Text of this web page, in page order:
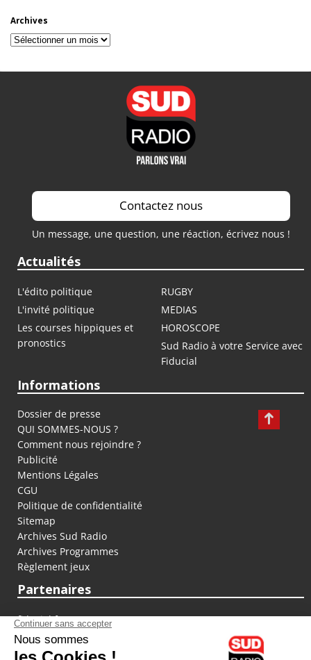
Archives
Archives
Contactez nous
Un message, une question, une réaction, écrivez nous !
Actualités
L'édito politique
RUGBY
L'invité politique
MEDIAS
Les courses hippiques et
pronostics
HOROSCOPE
Sud Radio à votre Service avec
Fiducial
Informations
Dossier de presse
QUI SOMMES-NOUS ?
Comment nous rejoindre ?
Publicité
Mentions Légales
CGU
Politique de confidentialité
Sitemap
Archives Sud Radio
Archives Programmes
Règlement jeux
Partenaires
fiducial.fr
lyoncapitale.fr
olympique-et-lyonnais.com